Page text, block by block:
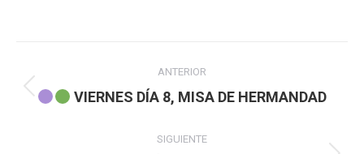
entre
ANTERIOR
Publicación
VIERNES DÍA 8, MISA DE HERMANDAD
SIGUIENTE